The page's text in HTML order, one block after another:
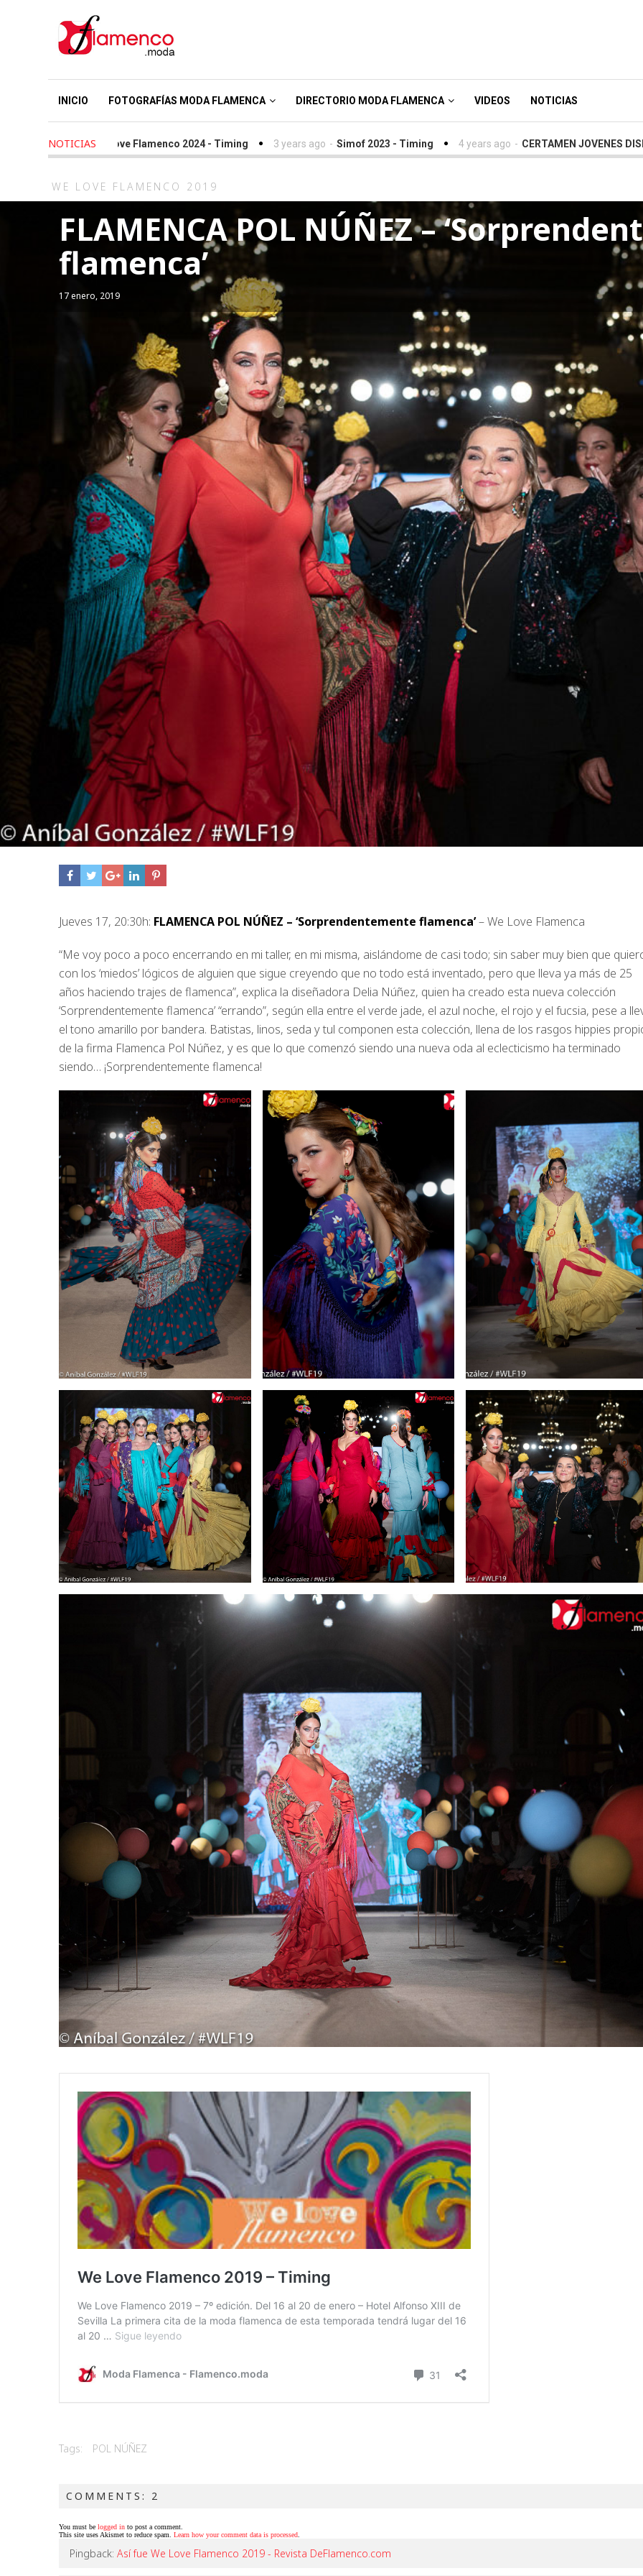
INICIO FOTOGRAFÍAS MODA FLAMENCA DIRECTORIO MODA FLAMENCA VIDEOS NOTICIAS
NOTICIAS
We Love Flamenco 2024 - Timing 3 years ago - Simof 2023 - Timing 4 years ago - CERTAMEN JOVENES
WE LOVE FLAMENCO 2019
FLAMENCA POL NÚÑEZ –
flamenca’
17 enero, 2019
Jueves 17, 20:30h: FLAMENCA POL NÚÑEZ – ‘Sorprendentemente flamenca’– We Love Flamenca
“Me voy poco a poco encerrando en mi taller, en mi misma, aislándome de casi todo; sin saber muy bien que
con los ‘miedos’ lógicos de alguien que sigue creyendo que no todo está inventado, pero que lleva ya más de 25
años haciendo trajes de flamenca”, explica la diseñadora Delia Núñez, quien ha creado esta nueva colección
‘Sorprendentemente flamenca’ “errando”, según ella entre el verde jade, el azul noche, el rojo y el fucsia, pese a
el tono amarillo por bandera. Batistas, linos, seda y tul componen esta colección, llena de los rasgos hippies
de la firma Flamenca Pol Núñez, y es que lo que comenzó siendo una nueva oda al eclecticismo ha terminado
siendo… ¡Sorprendentemente flamenca!
Tags: POL NÚÑEZ
COMMENTS: 2
You must be logged in to post a comment.
This site uses Akismet to reduce spam. Learn how your comment data is processed
Pingback: Así fue We Love Flamenco 2019 - Revista DeFlamenco.com